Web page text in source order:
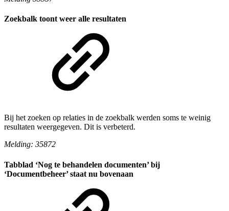
Zoekbalk toont weer alle resultaten
Bij het zoeken op relaties in de zoekbalk werden soms te weinig
resultaten weergegeven. Dit is verbeterd.
Melding: 35872
Tabblad ‘Nog te behandelen documenten’ bij
‘Documentbeheer’ staat nu bovenaan